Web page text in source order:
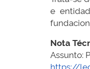
e
Nota
Assunto:
https://